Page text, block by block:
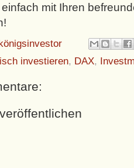
mit Ihren
investieren, DAX,